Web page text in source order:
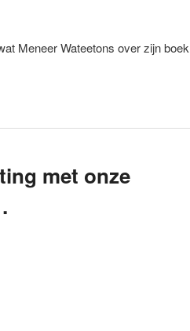
Meneer Wateetons over zijn
met onze